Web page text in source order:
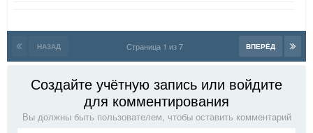
НАЗАД ВПЕРЁД
Страница 1 из 7
Создайте учётную запись или войдите
для комментирования
Вы должны быть пользователем, чтобы оставить комментарий